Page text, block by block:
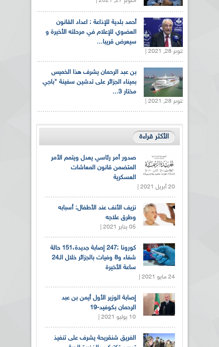
أحمد بلدية للإذاعة : اعداد القانون
العضوي للإعلام في مرحلته الأخيرة و
سيعرض قريبا...
أكتوبر 28, 2021 |
بن عبد الرحمان يشرف هذا الخميس
بميناء الجزائر على تدشين سفينة "باجي
مختار 3...
أكتوبر 28, 2021 |
الأكثر قراءة
صدور أمر رئاسي يعدل ويتمم الأمر
المتضمن قانون المعاشات
العسكرية
20 أبريل 2021 |
نزيف الأنف عند الأطفال: أسبابه
وطرق علاجه
05 يناير 2021 |
كورونا :247 إصابة جديدة،151 حالة
شفاء و8 وفيات بالجزائر خلال الـ24
ساعة الأخيرة
24 مايو 2021 |
إصابة الوزير الأول أيمن بن عبد
الرحمان بكوفيد-19
10 يوليو 2021 |
الفريق شنقريحة يشرف على تنفيذ